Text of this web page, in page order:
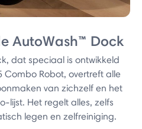
AutoWash™ Dock
dat speciaal is ontwikkeld
Combo Robot, overtreft alle
van zichzelf en het
lijst. Het regelt alles, zelfs
legen en zelfreiniging.